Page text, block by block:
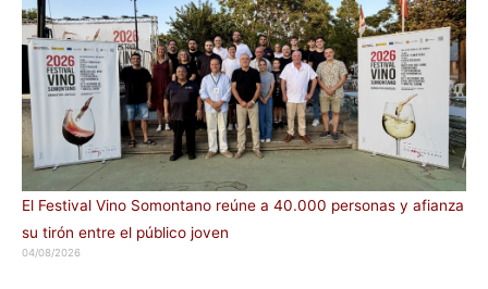
El Festival Vino Somontano reúne a 40.000 personas y afianza
su tirón entre el público joven
04/08/2026